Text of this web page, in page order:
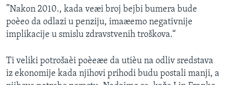
”Nakon 2010., kada veæi broj bejbi bumera bude
poèeo da odlazi u penziju, imaæemo negativnije
implikacije u smislu zdravstvenih troškova.“
Ti veliki potrošaèi poèeæe da utièu na odliv sredstava
iz ekonomije kada njihovi prihodi budu postali manji, a